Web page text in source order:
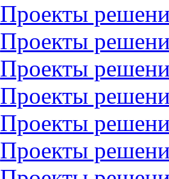
Проекты
Проекты
Проекты
Проекты
Проекты
Проекты